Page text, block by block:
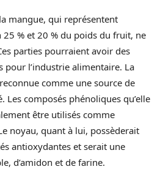
mangue, qui représentent
% et 20 % du poids du fruit, ne
parties pourraient avoir des
pour l’industrie alimentaire. La
comme une source de
Les composés phénoliques qu’elle
être utilisés comme
noyau, quant à lui, possèderait
antioxydantes et serait une
d’amidon et de farine.